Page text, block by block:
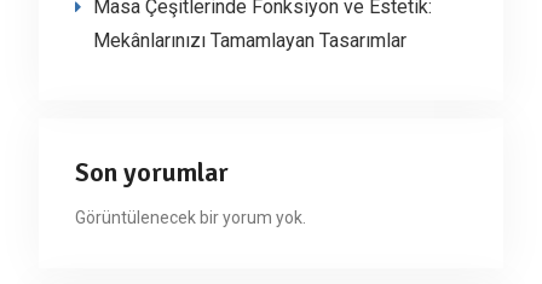
Masa Çeşitlerinde Fonksiyon ve Estetik:
Mekânlarınızı Tamamlayan Tasarımlar
Son yorumlar
Görüntülenecek bir yorum yok.